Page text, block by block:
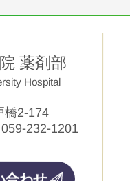
薬剤部
Hospital
2-174
059-232-1201